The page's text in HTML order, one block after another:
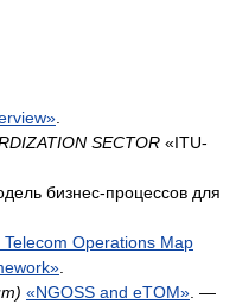
.
SECTOR «ITU-
бизнес-процессов для
Operations Map
.
«NGOSS and eTOM». —